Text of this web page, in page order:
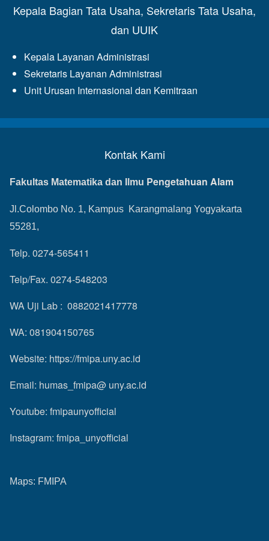
Kepala Bagian Tata Usaha, Sekretaris Tata Usaha,
dan UUIK
Kepala Layanan Administrasi
Sekretaris Layanan Administrasi
Unit Urusan Internasional dan Kemitraan
Kontak Kami
Fakultas Matematika dan Ilmu Pengetahuan Alam
Jl.Colombo No. 1, Kampus Karangmalang Yogyakarta
55281,
Telp. 0274-565411
Telp/Fax. 0274-548203
WA Uji Lab : 0882021417778
WA: 081904150765
Website: https://fmipa.uny.ac.id
Email: humas_fmipa@ uny.ac.id
Youtube: fmipaunyofficial
Instagram: fmipa_unyofficial
Maps: FMIPA